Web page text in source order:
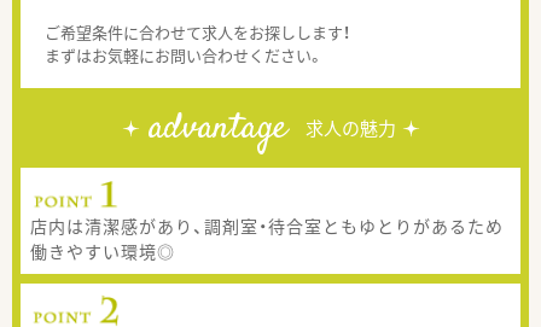
ご希望条件に合わせて求人をお探しします！
まずはお気軽にお問い合わせください。
advantage 求人の魅力
店内は清潔感があり、調剤室・待合室ともゆとりがあるため
働きやすい環境◎